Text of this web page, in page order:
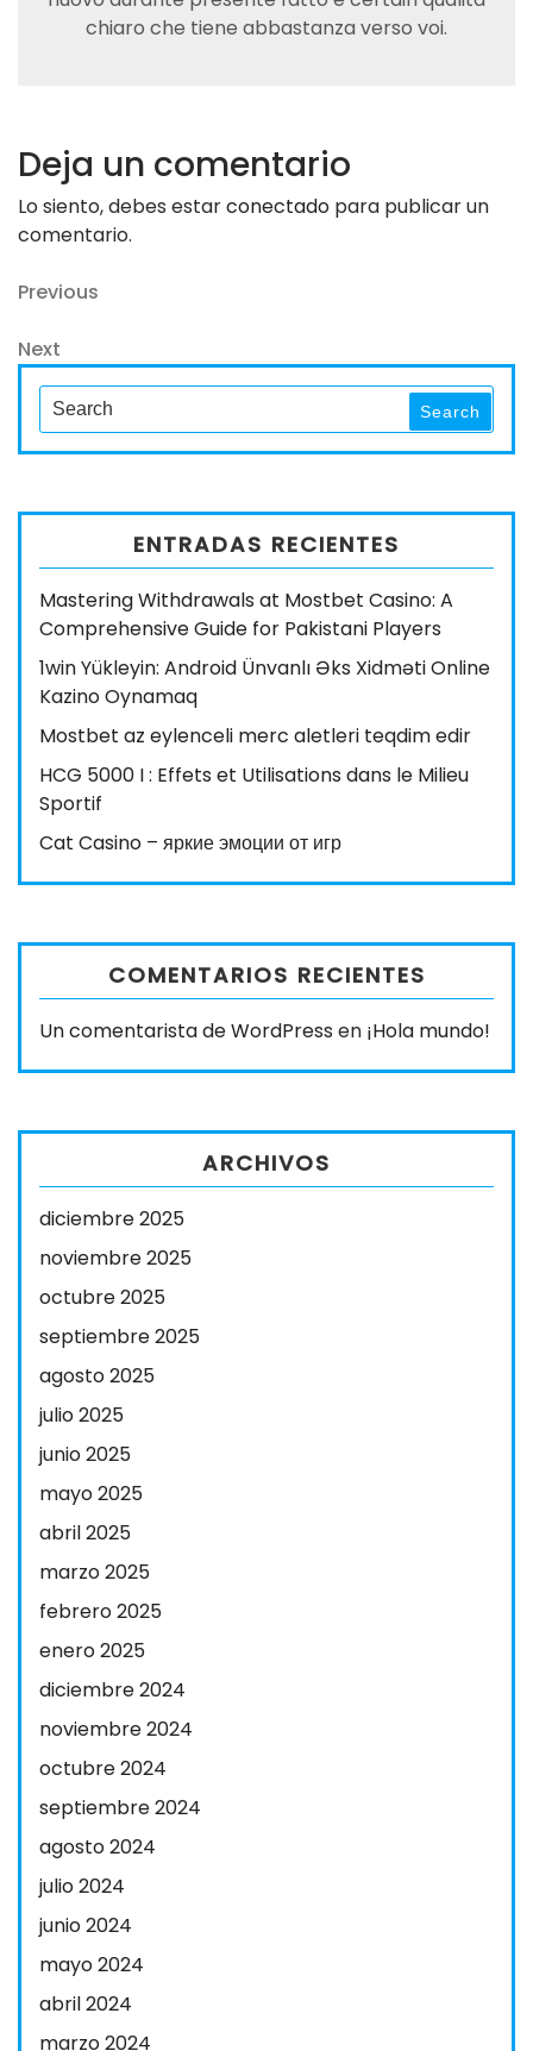
chiaro che tiene abbastanza verso voi.
Deja un comentario
Lo siento, debes estarconectado para publicar un
comentario.
Navegación
de
entradas
Previous
Previous
Next
Post
Next
Search
for:
Search
ENTRADAS RECIENTES
Mastering Withdrawals at Mostbet Casino: A
Comprehensive Guide for Pakistani Players
1win Yükleyin: Android Ünvanlı Əks Xidməti Online
Kazino Oynamaq
Mostbet az eylenceli merc aletleri teqdim edir
HCG 5000 I : Effets et Utilisations dans le Milieu
Sportif
Cat Casino – яркие эмоции от игр
COMENTARIOS RECIENTES
Un comentarista de WordPress en ¡Hola mundo!
ARCHIVOS
diciembre 2025
noviembre 2025
octubre 2025
septiembre 2025
agosto 2025
julio 2025
junio 2025
mayo 2025
abril 2025
marzo 2025
febrero 2025
enero 2025
diciembre 2024
noviembre 2024
octubre 2024
septiembre 2024
agosto 2024
julio 2024
junio 2024
mayo 2024
abril 2024
marzo 2024